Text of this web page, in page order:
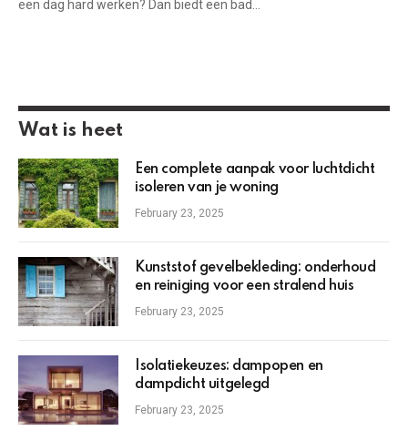
een dag hard werken? Dan biedt een bad…
Wat is heet
Een complete aanpak voor luchtdicht
isoleren van je woning
February 23, 2025
Kunststof gevelbekleding: onderhoud
en reiniging voor een stralend huis
February 23, 2025
Isolatiekeuzes: dampopen en
dampdicht uitgelegd
February 23, 2025